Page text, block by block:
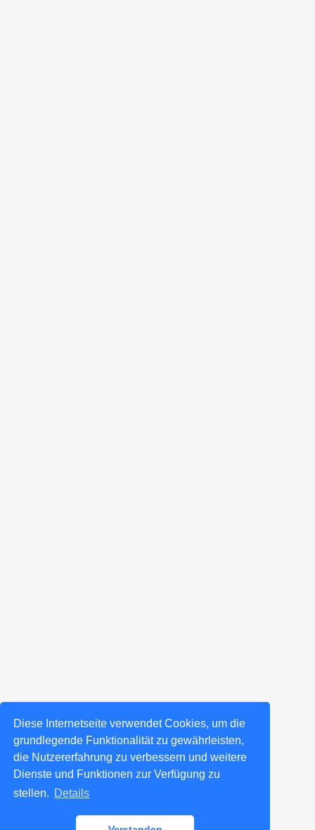
Diese Internetseite verwendet Cookies, um die
grundlegende Funktionalität zu gewährleisten,
die Nutzererfahrung zu verbessern und weitere
Dienste und Funktionen zur Verfügung zu
stellen. Details